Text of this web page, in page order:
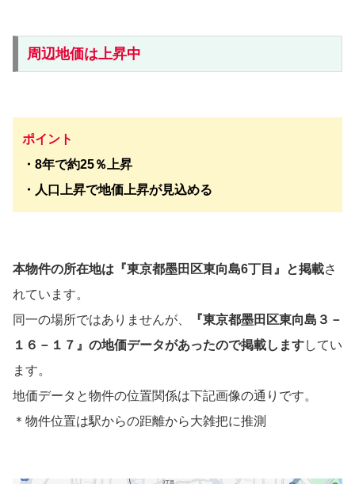
周辺地価は上昇中
ポイント
・8年で約25％上昇
・人口上昇で地価上昇が見込める
本物件の所在地は『東京都墨田区東向島6丁目』と掲載さ
れています。
同一の場所ではありませんが、
『東京都墨田区東向島３－
１６－１７』の地価データがあったので掲載しますしてい
ます。
地価データと物件の位置関係は下記画像の通りです。
＊物件位置は駅からの距離から大雑把に推測